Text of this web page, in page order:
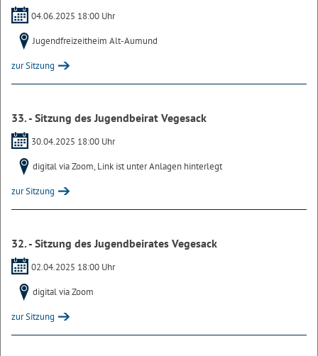
04.06.2025 18:00 Uhr
Jugendfreizeitheim Alt-Aumund
zur Sitzung
33. - Sitzung des Jugendbeirat Vegesack
30.04.2025 18:00 Uhr
digital via Zoom, Link ist unter Anlagen hinterlegt
zur Sitzung
32. - Sitzung des Jugendbeirates Vegesack
02.04.2025 18:00 Uhr
digital via Zoom
zur Sitzung